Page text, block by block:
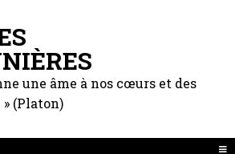
une âme à nos cœurs et des
» (Platon)